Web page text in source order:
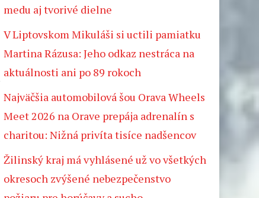
medu aj tvorivé dielne
V Liptovskom Mikuláši si uctili pamiatku
Martina Rázusa: Jeho odkaz nestráca na
aktuálnosti ani po 89 rokoch
Najväčšia automobilová šou Orava Wheels
Meet 2026 na Orave prepája adrenalín s
charitou: Nižná privíta tisíce nadšencov
Žilinský kraj má vyhlásené už vo všetkých
okresoch zvýšené nebezpečenstvo